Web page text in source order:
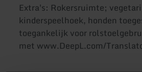
Extra's: Rokersruimte;
kinderspeelhoek, honden
toegankelijk voor
met www.DeepL.com/